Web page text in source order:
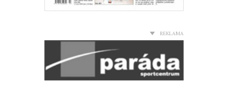
REKLAMA